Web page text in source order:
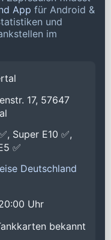
App für Android &
und
im
17, 57647
Super E10 ✅,
✅
Deutschland
Uhr
bekannt